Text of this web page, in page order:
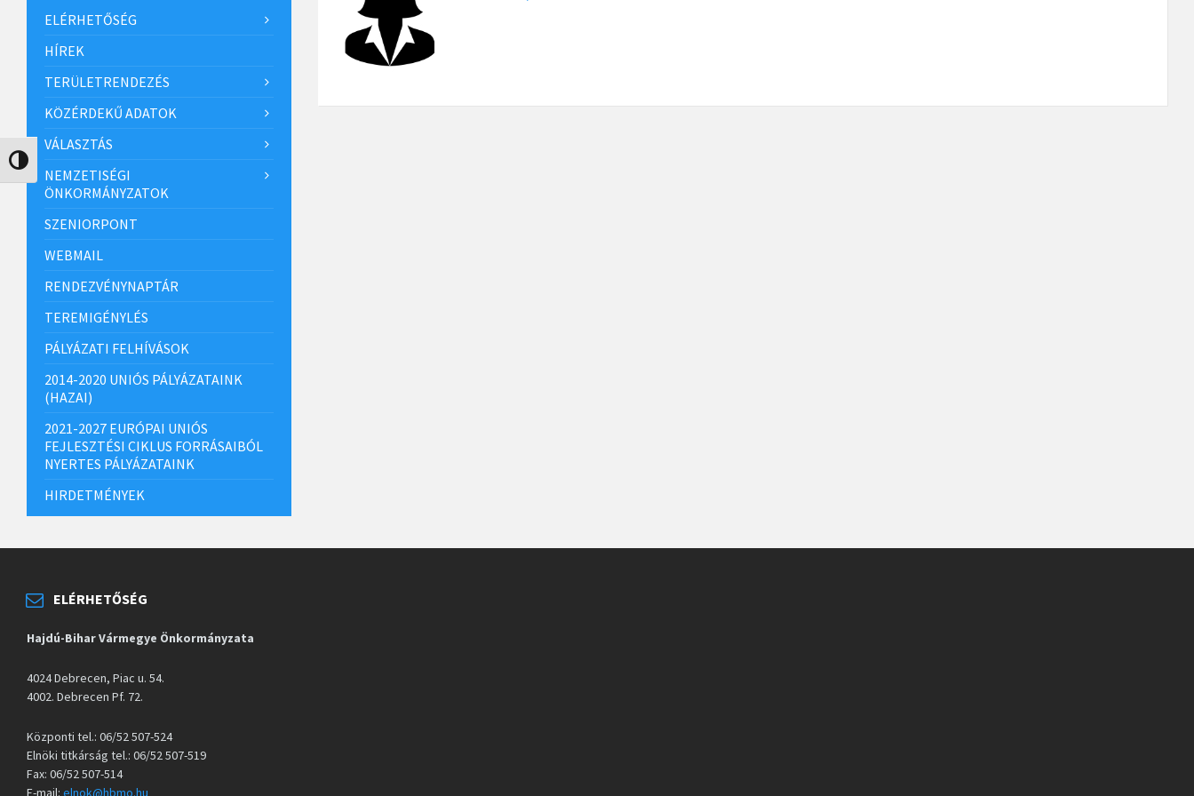
Nagy kontraszt váltása
ELÉRHETŐSÉG
HÍREK
TERÜLETRENDEZÉS
KÖZÉRDEKŰ ADATOK
VÁLASZTÁS
NEMZETISÉGI
ÖNKORMÁNYZATOK
SZENIORPONT
WEBMAIL
RENDEZVÉNYNAPTÁR
TEREMIGÉNYLÉS
PÁLYÁZATI FELHÍVÁSOK
2014-2020 UNIÓS PÁLYÁZATAINK
(HAZAI)
2021-2027 EURÓPAI UNIÓS
FEJLESZTÉSI CIKLUS FORRÁSAIBÓL
NYERTES PÁLYÁZATAINK
HIRDETMÉNYEK
ELÉRHETŐSÉG
Hajdú-Bihar Vármegye Önkormányzata
4024 Debrecen, Piac u. 54.
4002. Debrecen Pf. 72.
Központi tel.: 06/52 507-524
Elnöki titkárság tel.: 06/52 507-519
Fax: 06/52 507-514
E-mail: elnok@hbmo.hu